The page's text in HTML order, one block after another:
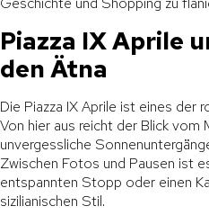
Piazza IX Aprile
den Ätna
Die Piazza IX Aprile ist eines der
Von hier aus reicht der Blick vom
unvergessliche
Zwischen Fotos und Pausen ist
entspannten Stopp oder einen
sizilianischen Stil.